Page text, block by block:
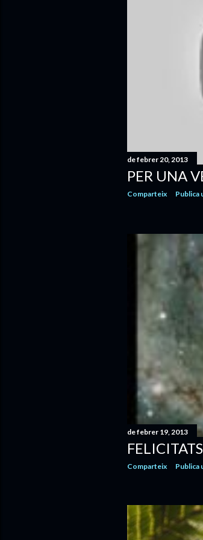
de febrer 20, 2013
PER UNA
Comparteix Publica
de febrer 19, 2013
Comparteix Publica